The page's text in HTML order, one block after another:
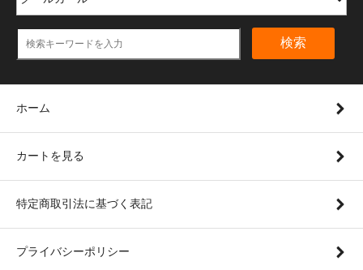
検索
ホーム
カートを見る
特定商取引法に基づく表記
プライバシーポリシー